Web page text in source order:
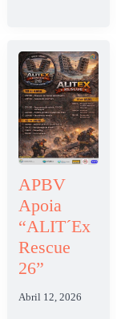
APBV
Apoia
“ALIT´Ex
Rescue
26”
Abril 12, 2026